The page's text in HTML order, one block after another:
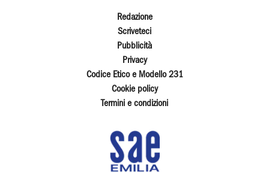
Redazione
Scriveteci
Pubblicità
Privacy
Codice Etico e Modello 231
Cookie policy
Termini e condizioni